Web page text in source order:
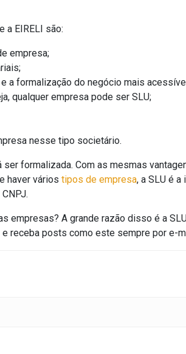
a EIRELI são:
empresa;
a formalização do negócio mais
qualquer empresa pode ser SLU;
nesse tipo societário.
formalizada. Com as mesmas
haver vários tipos de empresa, a SLU é
empresas? A grande razão disso é a
receba posts como este sempre por e-